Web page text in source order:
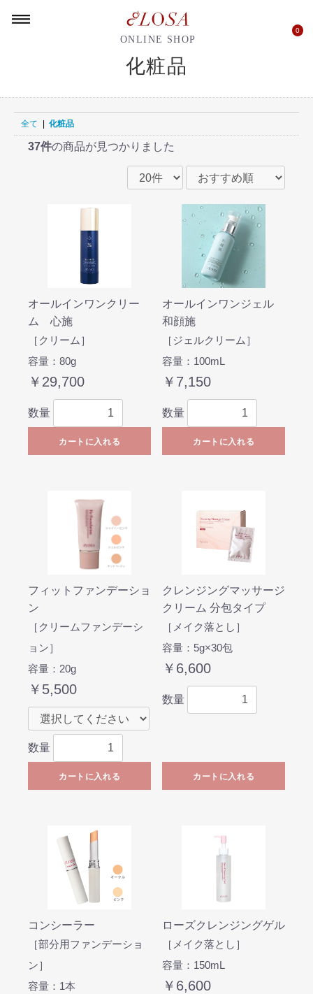
ONLINE SHOP
0
化粧品
全て 化粧品
37件の商品が見つかりました
オールインワンクリー
ム 心施
［クリーム］
容量：80g
￥29,700
数量
カートに入れる
オールインワンジェル
和顔施
［ジェルクリーム］
容量：100mL
￥7,150
数量
カートに入れる
フィットファンデーショ
ン
［クリームファンデーシ
ョン］
容量：20g
￥5,500
数量
カートに入れる
クレンジングマッサージ
クリーム 分包タイプ
［メイク落とし］
容量：5g×30包
￥6,600
数量
カートに入れる
コンシーラー
［部分用ファンデーショ
ン］
容量：1本
ローズクレンジングゲル
［メイク落とし］
容量：150mL
￥6,600